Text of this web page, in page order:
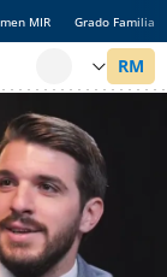
MIR Grado Familia